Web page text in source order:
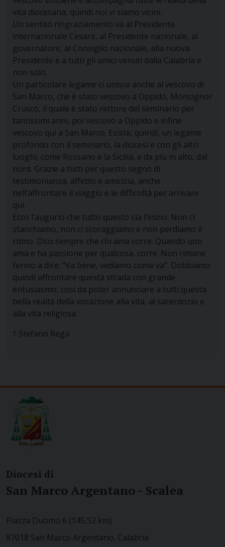
vita diocesana, quindi noi vi siamo vicini.
Un sentito ringraziamento va al Presidente
internazionale Cesare, al Presidente nazionale, al
governatore, al Consiglio nazionale, alla nuova
Presidente e a tutti gli amici venuti dalla Calabria e
non solo.
Un particolare legame ci unisce anche al vescovo di
San Marco, che è stato vescovo a Oppido, Monsignor
Crusco, il quale è stato rettore del seminario per
tantissimi anni, poi vescovo a Oppido e infine
vescovo qui a San Marco. Esiste, quindi, un legame
profondo con il seminario, la diocesi e con gli altri
luoghi, come Rossano e la Sicilia, e da più in alto, dal
nord. Grazie a tutti per questo segno di
testimonianza, affetto e amicizia, anche
nell’affrontare il viaggio e le difficoltà per arrivare
qui.
Ecco l’augurio che tutto questo sia l’inizio. Non ci
stanchiamo, non ci scoraggiamo e non perdiamo il
ritmo. Dico sempre che chi ama corre. Quando uno
ama e ha passione per qualcosa, corre. Non rimane
fermo a dire: “Va bene, vediamo come va”. Dobbiamo
quindi affrontare questa strada con grande
entusiasmo, così da poter annunciare a tutti questa
bella realtà della vocazione alla vita, al sacerdozio e
alla vita religiosa.
† Stefano Rega
Diocesi di
San Marco Argentano - Scalea
Piazza Duomo 6 (145,52 km)
87018 San Marco Argentano, Calabria